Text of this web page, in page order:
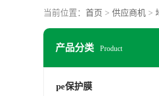
当前位置： 首页 > 供应商机 >
产品分类 Product
pe保护膜